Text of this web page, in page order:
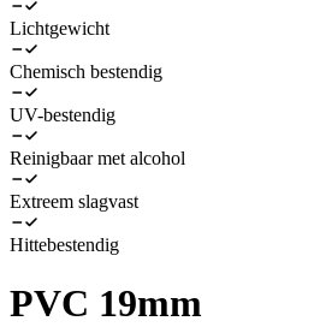
Lichtgewicht
Chemisch bestendig
UV-bestendig
Reinigbaar met alcohol
Extreem slagvast
Hittebestendig
PVC 19mm